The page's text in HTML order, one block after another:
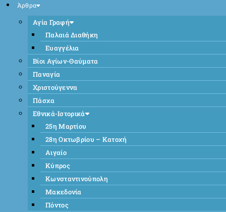
Άρθρα
Αγία Γραφή
Παλαιά Διαθήκη
Ευαγγέλια
Βίοι Αγίων-Θαύματα
Παναγία
Χριστούγεννα
Πάσχα
Εθνικά-Ιστορικά
25η Μαρτίου
28η Οκτωβρίου – Κατοχή
Αιγαίο
Κύπρος
Κωνσταντινούπολη
Μακεδονία
Πόντος